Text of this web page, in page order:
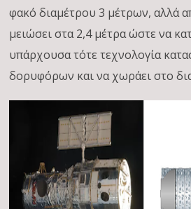
φακό διαμέτρου 3 μέτρων, αλλά
μειώσει στα 2,4 μέτρα ώστε να
υπάρχουσα τότε τεχνολογία
δορυφόρων και να χωράει στο